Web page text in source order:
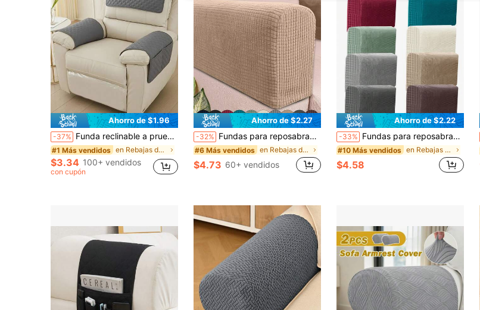
Ahorro de $1.96
-37% Funda reclinable a prueba de polvo y antideslizante con ultrasonido, toalla de reposabrazos de unicolor minimalista para sillón, cojín lumbar combinado para sofá individual
#1 Más vendidos en Rebajas de verano Fundas para reposabrazos
$3.34 100+ vendidos
con cupón
Ahorro de $2.27
-32% Fundas para reposabrazos de sofá de felpa (4 piezas de parches incluidas), estilo jacquard minimalista clásico, fundas para reposabrazos de sofá de alta elasticidad a prueba de polvo, antiarañazos de gato, adecuadas para sala de estar, estudio, dormitorio, decoración de otoño, decoración de la habitación, regreso a la escuela, útiles escolares,
#6 Más vendidos en Rebajas de verano Fundas para reposabrazos
$4.73 60+ vendidos
Ahorro de $2.22
-33% Fundas para reposabrazos de sofá de unicolor de felpa jacquard (4 parches incluidos), estilo minimalista clásico, fundas para reposabrazos de sofá elásticas a prueba de polvo, antiarañazos de gato, desmontables, lavables, adecuadas para sala de estar, estudio, dormitorio, reposabrazos de sofá, vuelta a la escuela, útiles escolares, decoración de dormitorio, decoración universitaria
#10 Más vendidos en Rebajas de verano Fundas para reposabrazos
$4.58